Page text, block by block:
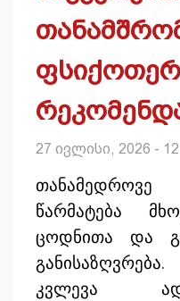
27 ივლისი, 2026 -
წარმატება
ცოდნითა და
კვლევა